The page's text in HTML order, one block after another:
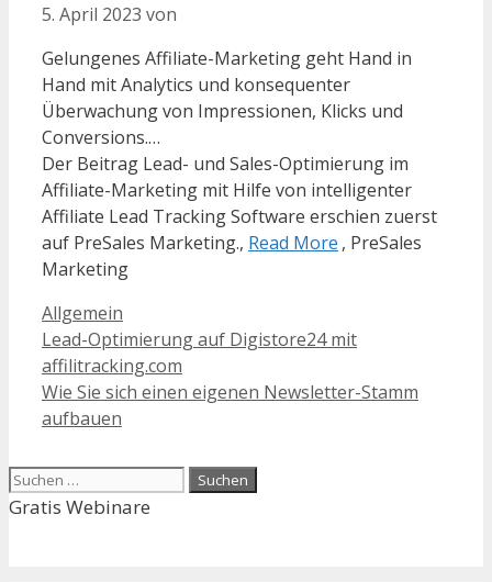
5. April 2023 von
Gelungenes Affiliate-Marketing geht Hand in
Hand mit Analytics und konsequenter
Überwachung von Impressionen, Klicks und
Conversions.…
Der Beitrag Lead- und Sales-Optimierung im
Affiliate-Marketing mit Hilfe von intelligenter
Affiliate Lead Tracking Software erschien zuerst
auf PreSales Marketing., Read More , PreSales
Marketing
Kategorien
Allgemein
Lead-Optimierung auf Digistore24 mit
affilitracking.com
Wie Sie sich einen eigenen Newsletter-Stamm
aufbauen
Suchen
nach:
Gratis Webinare